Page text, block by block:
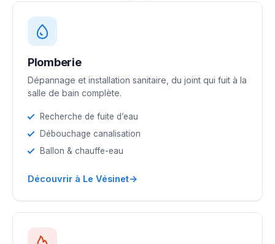
Plomberie
Dépannage et installation sanitaire, du joint qui fuit à la
salle de bain complète.
Recherche de fuite d’eau
Débouchage canalisation
Ballon & chauffe-eau
Découvrir à Le Vésinet→